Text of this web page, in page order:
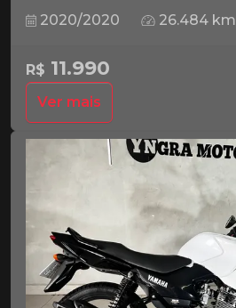
2020/2020 26.484 km
R$ 11.990
Ver mais